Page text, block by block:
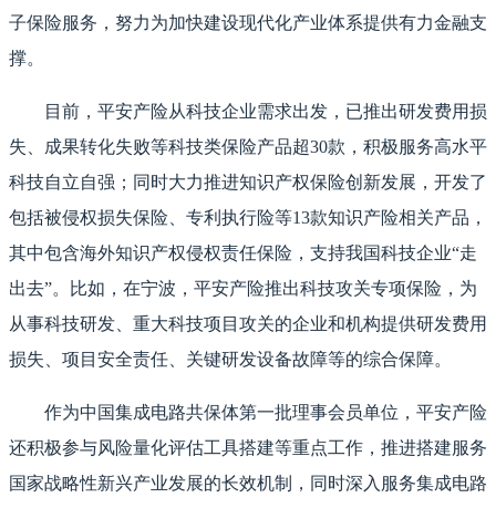
子保险服务，努力为加快建设现代化产业体系提供有力金融支
撑。
目前，平安产险从科技企业需求出发，已推出研发费用损
失、成果转化失败等科技类保险产品超30款，积极服务高水平
科技自立自强；同时大力推进知识产权保险创新发展，开发了
包括被侵权损失保险、专利执行险等13款知识产险相关产品，
其中包含海外知识产权侵权责任保险，支持我国科技企业“走
出去”。比如，在宁波，平安产险推出科技攻关专项保险，为
从事科技研发、重大科技项目攻关的企业和机构提供研发费用
损失、项目安全责任、关键研发设备故障等的综合保障。
作为中国集成电路共保体第一批理事会员单位，平安产险
还积极参与风险量化评估工具搭建等重点工作，推进搭建服务
国家战略性新兴产业发展的长效机制，同时深入服务集成电路